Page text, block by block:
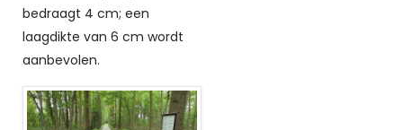
bedraagt 4 cm; een
laagdikte van 6 cm wordt
aanbevolen.